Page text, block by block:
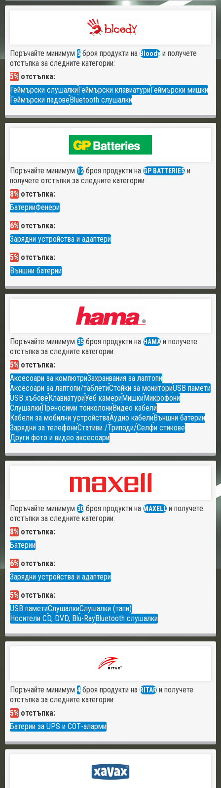
Поръчайте минимум 5 броя продукти на Bloody и получете
отстъпка за следните категории:
5% отстъпка:
Геймърски слушалкиГеймърски клавиатуриГеймърски мишки
Геймърски падовеBluetooth слушалки
Поръчайте минимум 12 броя продукти на GP BATTERIES и
получете отстъпки за следните категории:
8% отстъпка:
БатерииФенери
6% отстъпка:
Зарядни устройства и адаптери
5% отстъпка:
Външни батерии
Поръчайте минимум 35 броя продукти на HAMA и получете
отстъпка за следните категории:
5% отстъпка:
Аксесоари за компютриЗахранвания за лаптопи
Аксесоари за лаптопи/таблетиСтойки за мониториUSB памети
USB хъбовеКлавиатуриУеб камериМишкиМикрофони
СлушалкиПреносими тонколониВидео кабели
Кабели за мобилни устройстваАудио кабелиВъншни батерии
Зарядни за телефониСтативи /Триподи/Селфи стикове
Други фото и видео аксесоари
Поръчайте минимум 30 броя продукти на MAXELL и получете
отстъпки за следните категории:
8% отстъпка:
Батерии
6% отстъпка:
Зарядни устройства и адаптери
5% отстъпка:
USB паметиСлушалкиСлушалки (тапи)
Носители CD, DVD, Blu-RayBluetooth слушалки
Поръчайте минимум 4 броя продукти на RITAR и получете
отстъпка за следните категории:
5% отстъпка:
Батерии за UPS и СОТ-аларми